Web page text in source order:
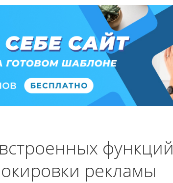
функций
рекламы